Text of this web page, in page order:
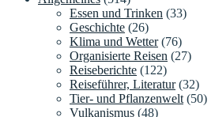
Essen und Trinken (33)
Geschichte (26)
Klima und Wetter(76)
Organisierte Reisen (27)
Reiseberichte (122)
Reiseführer, Literatur(32)
Tier- und Pflanzenwelt (50)
Vulkanismus (48)